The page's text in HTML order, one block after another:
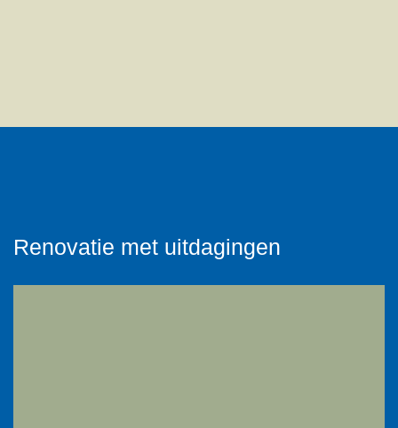
Renovatie met uitdagingen